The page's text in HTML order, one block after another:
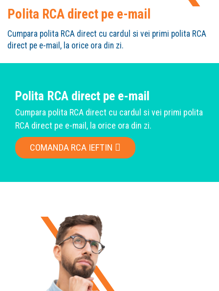
Polita RCA direct pe e-mail
Cumpara polita RCA direct cu cardul si vei primi polita RCA
direct pe e-mail, la orice ora din zi.
Polita RCA direct pe e-mail
Cumpara polita RCA direct cu cardul si vei primi polita
RCA direct pe e-mail, la orice ora din zi.
COMANDA RCA IEFTIN